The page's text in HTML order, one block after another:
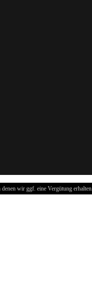
wir ggf. eine Vergütung erhalten.